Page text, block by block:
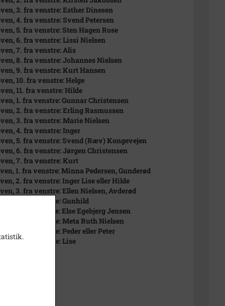
3. fra venstre: Esther Dinesen
4. fra venstre: Svend Petersen
5. fra venstre: Sten Hagen Rose
6. fra venstre: Lissi Nielsen
7. fra venstre: Alis
8. fra venstre: Johannes Nielsen
9. fra venstre: Kurt Hansen
10. fra venstre: Helge
11. fra venstre: Hilde
1. fra venstre: Gunnar Christensen
2. fra venstre: Erling Rasmussen
3. fra venstre: Marie Nielsen
4. fra venstre: Inger
5. fra venstre: Svend (Ræv) Kongevejen
6. fra venstre: Jørgen Christensen
7. fra venstre: Kurt
1. fra venstre: Minna Pedersen, Gunderød
2. fra venstre: Inger Lise eller Hilde
3. fra venstre: Ellen Nielsen, Avderød
4. fra venstre: Gunhild
5. fra venstre: Else Egebjerg Jensen
6. fra venstre: Meta Ruth Nielsen
7. fra venstre: Peder eller Peter
8. fra venstre: Lise